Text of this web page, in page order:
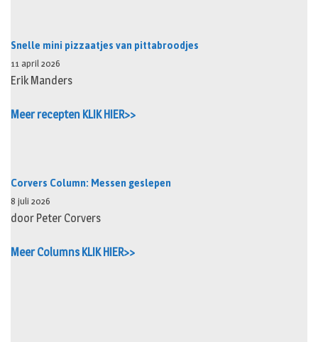
Snelle mini pizzaatjes van pittabroodjes
11 april 2026
Erik Manders
Meer recepten KLIK HIER>>
Corvers Column: Messen geslepen
8 juli 2026
door Peter Corvers
Meer Columns KLIK HIER>>